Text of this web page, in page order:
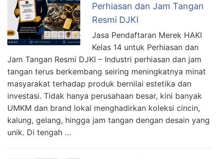
Perhiasan dan Jam Tangan
Resmi DJKI
Jasa Pendaftaran Merek HAKI
Kelas 14 untuk Perhiasan dan
Jam Tangan Resmi DJKI – Industri perhiasan dan jam
tangan terus berkembang seiring meningkatnya minat
masyarakat terhadap produk bernilai estetika dan
investasi. Tidak hanya perusahaan besar, kini banyak
UMKM dan brand lokal menghadirkan koleksi cincin,
kalung, gelang, hingga jam tangan dengan desain yang
unik. Di tengah …